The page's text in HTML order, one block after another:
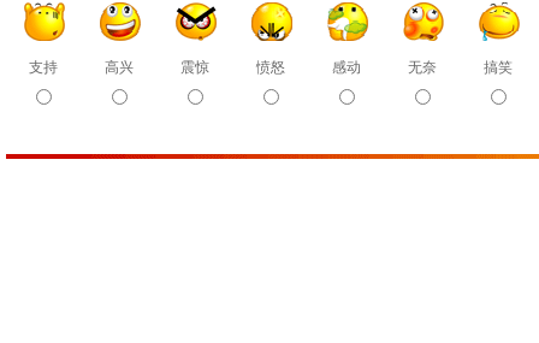
支持 高兴 震惊 愤怒 感动 无奈 搞笑